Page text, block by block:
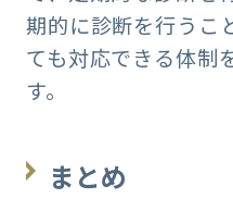
期的に診断を行うこ
ても対応できる体制
す。
まとめ